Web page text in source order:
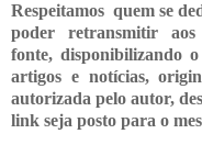
Respeitamos quem se
poder retransmitir
fonte, disponibilizando
artigos e notícias,
autorizada pelo autor,
link seja posto para o